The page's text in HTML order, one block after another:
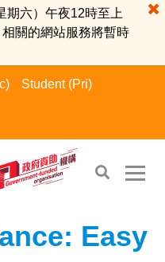
期六）午夜12時至上
關的網站服務將暫時
Student (Pri)
Easy